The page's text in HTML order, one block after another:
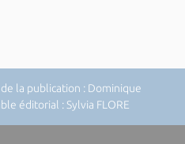
la publication : Dominique
éditorial : Sylvia FLORE